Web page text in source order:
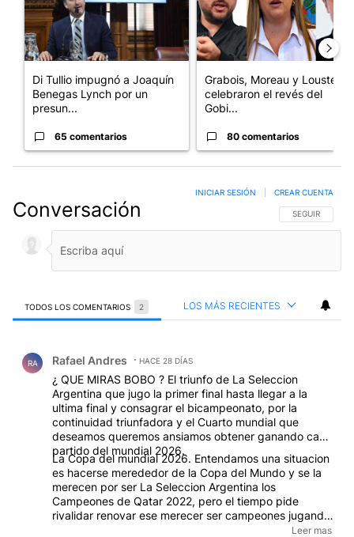
Di Tullio impugnó a Joaquín
Benegas Lynch por un
presun...
65 comentarios
Grabois, Moreau y Lousteau
celebraron el revés del
Gobi...
80 comentarios
Conversación SIGA ESTA
SEGUIR
INICIAR SESIÓN CREAR CUENTA
TODOS LOS COMENTARIOS 2 LOS MÁS RECIENTES
RA Rafael Andres HACE 28 DÍAS
¿ QUE MIRAS BOBO ? El triunfo de La Seleccion
Argentina que jugo la primer final hasta llegar a la
ultima final y consagrar el bicampeonato, por la
continuidad triunfadora y el Cuarto mundial que
deseamos queremos ansiamos obtener ganando cada
partido del mundial 2026.
La Copa del mundial 2026. Entendamos una situacion
es hacerse merededor de la Copa del Mundo y se la
merecen por ser La Seleccion Argentina los
Campeones de Qatar 2022, pero el tiempo pide
rivalidar renovar ese merecer ser campeones jugando
y ganando cada partido del mundial 2026. Asi que a
Leer mas